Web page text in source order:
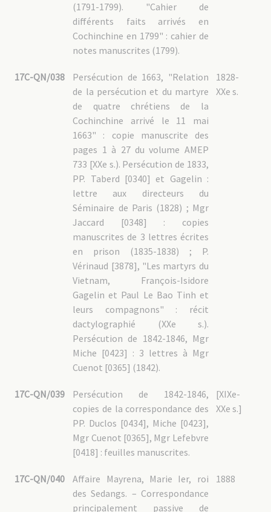
(1791-1799). "Cahier de
différents faits arrivés en
Cochinchine en 1799" : cahier de
notes manuscrites (1799).
17C-QN/038
1828-
XXe s.
Persécution de 1663, "Relation
de la persécution et du martyre
de quatre chrétiens de la
Cochinchine arrivé le 11 mai
1663" : copie manuscrite des
pages 1 à 27 du volume AMEP
733 [XXe s.). Persécution de 1833,
PP. Taberd [0340] et Gagelin :
lettre aux directeurs du
Séminaire de Paris (1828) ; Mgr
Jaccard [0348] : copies
manuscrites de 3 lettres écrites
en prison (1835-1838) ; P.
Vérinaud [3878], "Les martyrs du
Vietnam, François-Isidore
Gagelin et Paul Le Bao Tinh et
leurs compagnons" : récit
dactylographié (XXe s.).
Persécution de 1842-1846, Mgr
Miche [0423] : 3 lettres à Mgr
Cuenot [0365] (1842).
17C-QN/039
[XIXe-
XXe s.]
Persécution de 1842-1846,
copies de la correspondance des
PP. Duclos [0434], Miche [0423],
Mgr Cuenot [0365], Mgr Lefebvre
[0418] : feuilles manuscrites.
17C-QN/040 1888
Affaire Mayrena, Marie Ier, roi
des Sedangs. – Correspondance
principalement passive de